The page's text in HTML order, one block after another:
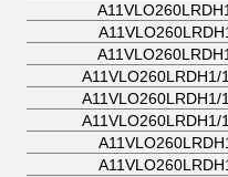
A11VLO260LRDH1/
A11VLO260LRDH1/
A11VLO260LRDH1/